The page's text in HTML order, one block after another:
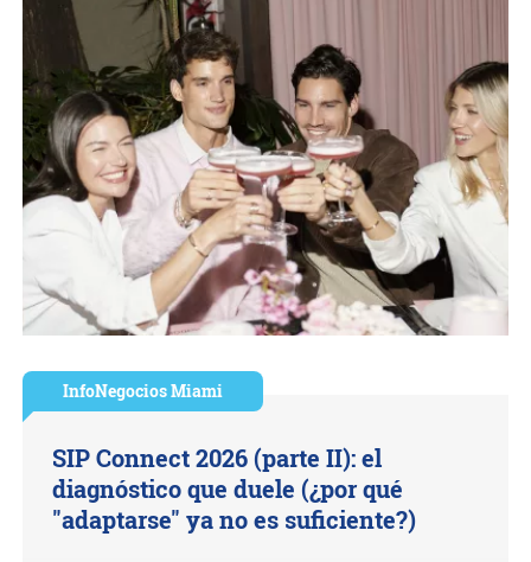
InfoNegocios Miami
SIP Connect 2026 (parte II): el
diagnóstico que duele (¿por qué
"adaptarse" ya no es suficiente?)